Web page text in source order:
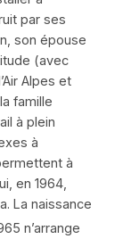
par ses
son épouse
(avec
Alpes et
famille
à plein
à
à
en 1964,
La naissance
n’arrange